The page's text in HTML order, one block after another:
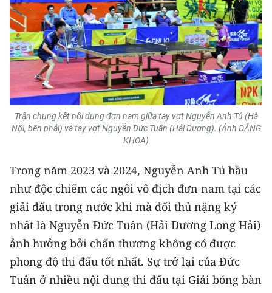
ENGLISH
中文
FRANÇAIS
РУССКИЙ
한국어
Trận chung kết nội dung đơn nam giữa tay vợt Nguyễn Anh Tú (Hà
Nội, bên phải) và tay vợt Nguyễn Đức Tuân (Hải Dương). (Ảnh ĐĂNG
KHOA)
Trong năm 2023 và 2024, Nguyễn Anh Tú hầu
như độc chiếm các ngôi vô địch đơn nam tại các
giải đấu trong nước khi mà đối thủ nặng ký
nhất là Nguyễn Đức Tuân (Hải Dương Long Hải)
ảnh hưởng bởi chấn thương không có được
phong độ thi đấu tốt nhất. Sự trở lại của Đức
Tuân ở nhiều nội dung thi đấu tại Giải bóng bàn